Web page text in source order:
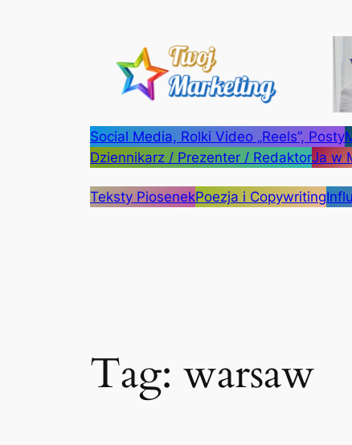
Social Media, Rolki Video „Reels”, Posty
Dziennikarz / Prezenter / RedaktorJa w
Teksty PiosenekPoezja i Copywriting
Tag: warsaw